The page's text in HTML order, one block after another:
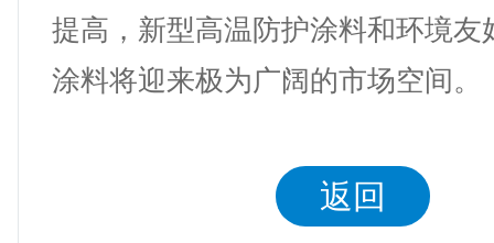
提高，新型高温防护涂料和环境友
涂料将迎来极为广阔的市场空间。
返回